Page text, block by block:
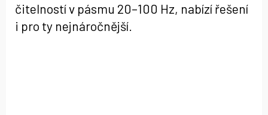
čitelností v pásmu 20–100 Hz, nabízí řešení
i pro ty nejnáročnější.